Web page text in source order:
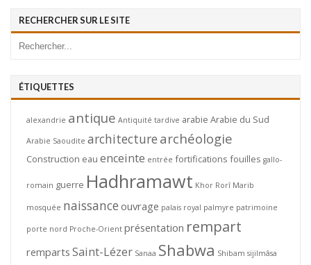
RECHERCHER SUR LE SITE
ÉTIQUETTES
alexandrie antique Antiquité tardive arabie Arabie du Sud
Arabie Saoudite architecture archéologie
Construction eau enceinte entrée fortifications fouilles gallo-
romain guerre Hadhramawt Khor Rorî Marib
mosquée naissance ouvrage palais royal palmyre patrimoine
porte nord Proche-Orient présentation rempart
remparts Saint-Lézer Sanaa Shabwa Shibam sijilmâsa